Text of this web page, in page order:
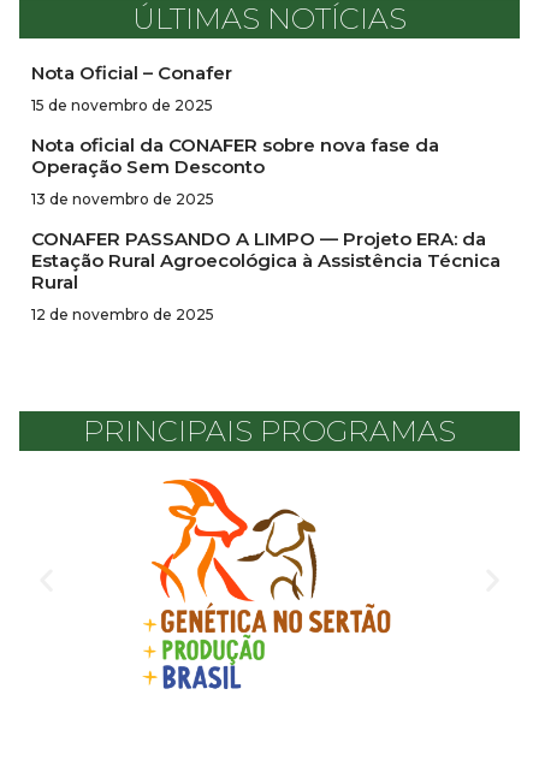
ÚLTIMAS NOTÍCIAS
Nota Oficial – Conafer
15 de novembro de 2025
Nota oficial da CONAFER sobre nova fase da
Operação Sem Desconto
13 de novembro de 2025
CONAFER PASSANDO A LIMPO — Projeto ERA: da
Estação Rural Agroecológica à Assistência Técnica
Rural
12 de novembro de 2025
PRINCIPAIS PROGRAMAS